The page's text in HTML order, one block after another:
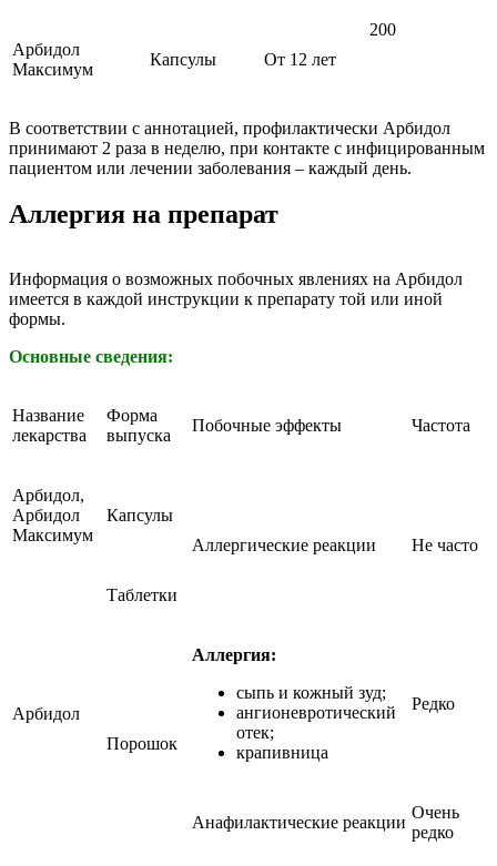
200
Арбидол
Максимум
Капсулы От 12 лет
В соответствии с аннотацией, профилактически Арбидол
принимают 2 раза в неделю, при контакте с инфицированным
пациентом или лечении заболевания – каждый день.
Аллергия на препарат
Информация о возможных побочных явлениях на Арбидол
имеется в каждой инструкции к препарату той или иной
формы.
Основные сведения:
Название
лекарства
Форма
выпуска
Побочные эффекты Частота
Арбидол,
Арбидол
Максимум
Капсулы
Аллергические реакции
Не часто
Арбидол
Таблетки
Порошок
Аллергия:
сыпь и кожный зуд;
ангионевротический
отек;
крапивница
Редко
Анафилактические реакции
Очень
редко